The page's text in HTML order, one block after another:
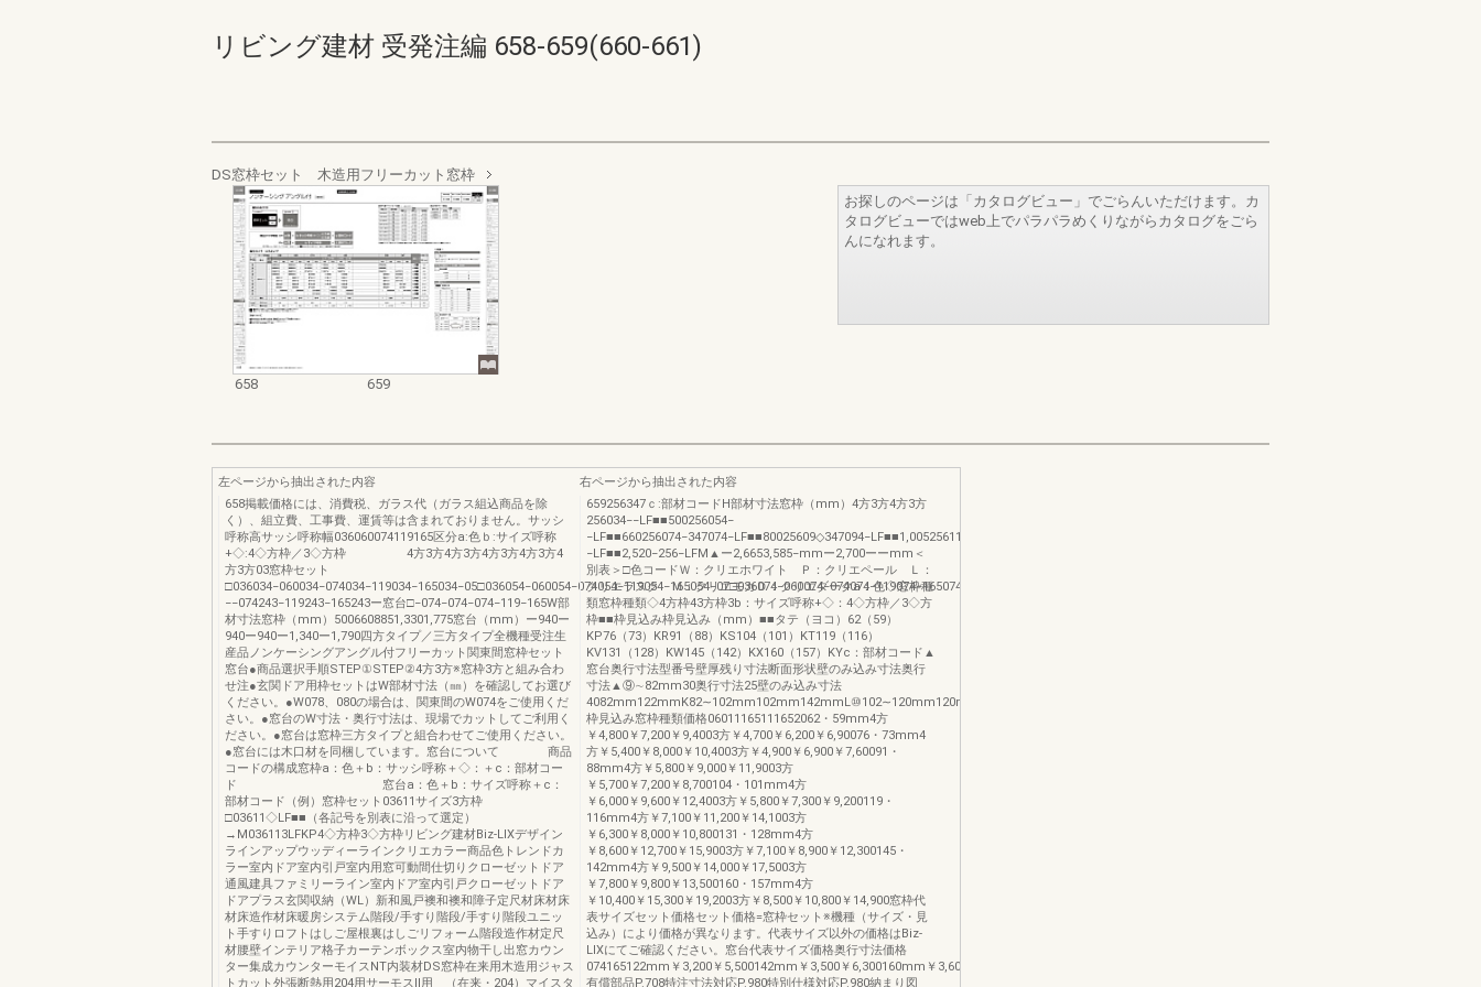
リビング建材 受発注編 658-659(660-661)
DS窓枠セット 木造用フリーカット窓枠
658 659
お探しのページは「カタログビュー」でごらんいただけます。カ
タログビューではweb上でパラパラめくりながらカタログをごら
んになれます。
左ページから抽出された内容
658掲載価格には、消費税、ガラス代（ガラス組込商品を除
く）、組立費、工事費、運賃等は含まれておりません。サッシ
呼称高サッシ呼称幅036060074119165区分a:色ｂ:サイズ呼称
+◇:4◇方枠／3◇方枠 4方3方4方3方4方3方4方3方4
方3方03窓枠セット
−−074243−119243−165243ー窓台□−074−074−074−119−165W部
材寸法窓枠（mm）5006608851,3301,775窓台（mm）ー940ー
940ー940ー1,340ー1,790四方タイプ／三方タイプ全機種受注生
産品ノンケーシングアングル付フリーカット関東間窓枠セット
窓台●商品選択手順STEP①STEP②4方3方※窓枠3方と組み合わ
せ注●玄関ドア用枠セットはW部材寸法（㎜）を確認してお選び
ください。●W078、080の場合は、関東間のW074をご使用くだ
さい。●窓台のW寸法・奥行寸法は、現場でカットしてご利用く
ださい。●窓台は窓枠三方タイプと組合わせてご使用ください。
●窓台には木口材を同梱しています。窓台について 商品
コードの構成窓枠a：色＋b：サッシ呼称＋◇：＋c：部材コー
ド 窓台a：色＋b：サイズ呼称＋c：
部材コード（例）窓枠セット03611サイズ3方枠
□03611◇LF■■（各記号を別表に沿って選定）
→M036113LFKP4◇方枠3◇方枠リビング建材Biz-LIXデザイン
ラインアップウッディーラインクリエカラー商品色トレンドカ
ラー室内ドア室内引戸室内用窓可動間仕切りクローゼットドア
通風建具ファミリーライン室内ドア室内引戸クローゼットドア
ドアプラス玄関収納（WL）新和風戸襖和襖和障子定尺材床材床
材床造作材床暖房システム階段/手すり階段/手すり階段ユニッ
ト手すりロフトはしご屋根裏はしごリフォーム階段造作材定尺
材腰壁インテリア格子カーテンボックス室内物干し出窓カウン
ター集成カウンターモイスNT内装材DS窓枠在来用木造用ジャス
トカット外張断熱用204用サーモスⅡ用 （在来・204）マイスタ
右ページから抽出された内容
659256347ｃ:部材コードH部材寸法窓枠（mm）4方3方4方3方
256034−−LF■■500256054−
−LF■■2,520−256−LFM▲ー2,6653,585−mmー2,700ーーmm＜
別表＞□色コードＷ：クリエホワイト Ｐ：クリエペール Ｌ：
クリエラスク Ｍ：クリエモカＤ：クリエダークa：色◇窓枠種
類窓枠種類◇4方枠43方枠3b：サイズ呼称+◇：4◇方枠／3◇方
枠■■枠見込み枠見込み（mm）■■タテ（ヨコ）62（59）
KP76（73）KR91（88）KS104（101）KT119（116）
KV131（128）KW145（142）KX160（157）KYc：部材コード▲
窓台奥行寸法型番号壁厚残り寸法断面形状壁のみ込み寸法奥行
寸法▲⑨∼82mm30奥行寸法25壁のみ込み寸法
4082mm122mmK82∼102mm102mm142mmL⑩102∼120mm120mm160mmM120∼133mm133mm173mmJ
枠見込み窓枠種類価格06011165111652062・59mm4方
￥4,800￥7,200￥9,4003方￥4,700￥6,200￥6,90076・73mm4
方￥5,400￥8,000￥10,4003方￥4,900￥6,900￥7,60091・
88mm4方￥5,800￥9,000￥11,9003方
￥5,700￥7,200￥8,700104・101mm4方
￥6,000￥9,600￥12,4003方￥5,800￥7,300￥9,200119・
116mm4方￥7,100￥11,200￥14,1003方
￥6,300￥8,000￥10,800131・128mm4方
￥8,600￥12,700￥15,9003方￥7,100￥8,900￥12,300145・
142mm4方￥9,500￥14,000￥17,5003方
￥7,800￥9,800￥13,500160・157mm4方
￥10,400￥15,300￥19,2003方￥8,500￥10,800￥14,900窓枠代
表サイズセット価格セット価格=窓枠セット※機種（サイズ・見
込み）により価格が異なります。代表サイズ以外の価格はBiz-
LIXにてご確認ください。窓台代表サイズ価格奥行寸法価格
074165122mm￥3,200￥5,500142mm￥3,500￥6,300160mm￥3,600￥7,100173mm￥3,800￥7,700
有償部品P.708特注寸法対応P.980特別仕様対応P.980納まり図